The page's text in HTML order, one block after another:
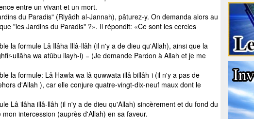
entre un vivant et un mort.
du Paradis" (Riyâdh al-Jannah), pâturez-y. On demanda alors au
"les Jardins du Paradis" ?». Il répondit: «Ce sont les cercles
la formule Lâ Ilâha Illâ-llâh (il n'y a de dieu qu'Allah), ainsi que la
ullâha wa atûbu ilayh-i) = (Je demande Pardon à Allah et je me
la formule: Lâ Hawla wa lâ quwwata illâ billâh-i (il n'y a pas de
d'Allah ), car elle conjure quatre-vingt-dix-neuf maux dont le
Lâ ilâha illâ-llâh (il n'y a de dieu qu'Allah) sincèrement et du fond du
intercession (auprès d'Allah) en sa faveur.